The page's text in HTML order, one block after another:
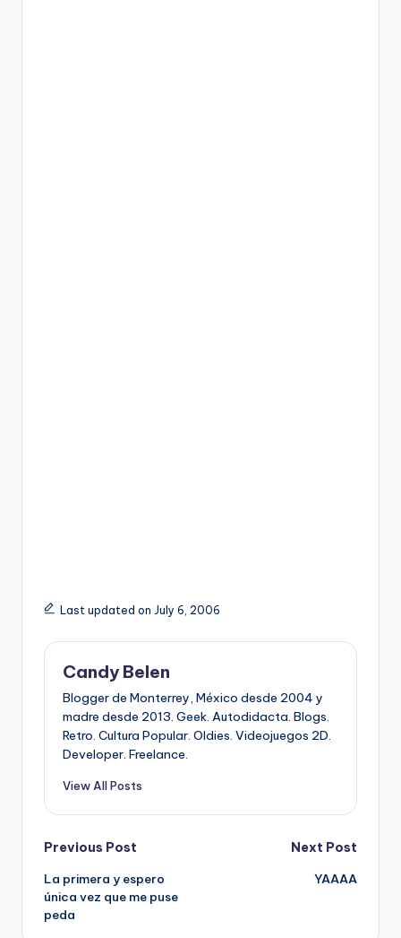
Last updated on July 6, 2006
Candy Belen
Blogger de Monterrey, México desde 2004 y
madre desde 2013. Geek. Autodidacta. Blogs.
Retro. Cultura Popular. Oldies. Videojuegos 2D.
Developer. Freelance.
View All Posts
Post
navigation
Previous Post
La primera y espero
única vez que me puse
peda
Next Post
YAAAA